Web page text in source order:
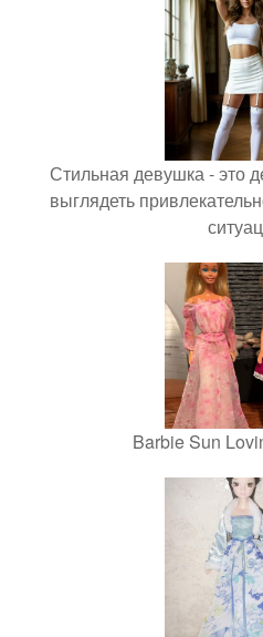
Стильная девушка - это
выглядеть
Barbie Sun